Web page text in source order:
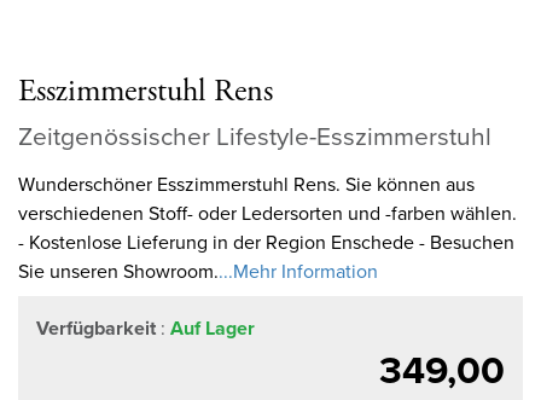
Esszimmerstuhl Rens
Zeitgenössischer Lifestyle-Esszimmerstuhl
Wunderschöner Esszimmerstuhl Rens. Sie können aus
verschiedenen Stoff- oder Ledersorten und -farben wählen.
- Kostenlose Lieferung in der Region Enschede - Besuchen
Sie unseren Showroom....Mehr Information
Verfügbarkeit : Auf Lager
349,00